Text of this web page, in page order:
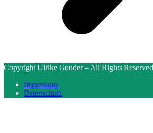
Copyright Ulrike Gonder – All Rights Reserved
Impressum
Datenschutz